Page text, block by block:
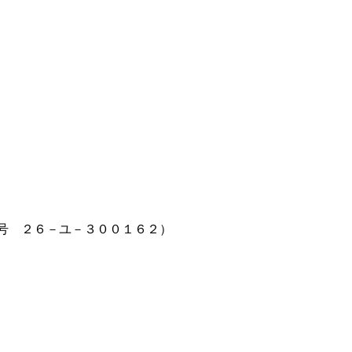
６－ユ－３００１６２）